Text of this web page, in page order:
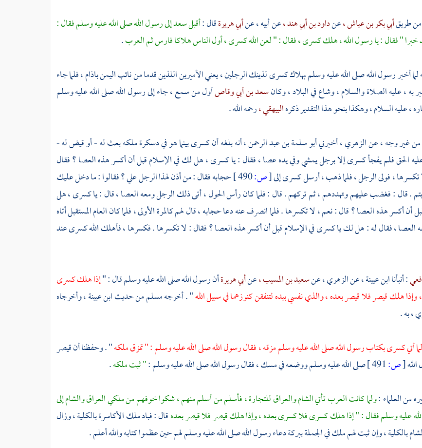
من طريقأبي بكر بن عياش ،عنداود بن أبي هند ،عن أبيه ، عنأبي هريرةقال :أقبل سعد إلى رسول الله صلى الله عليه وسلم فقال :
" فقال : يا رسول الله ، هلك كسرى ، فقال : " لعن الله كسرى ، أول الناس هلاكا فارس ثم العرب.
أخبر رسول الله صلى الله عليه وسلم بهلاك كسرى لذينك الرجلين ، يعني الأميرين اللذين قدما من نائباليمنباذام ،فلما جاء
به ، عليه الصلاة والسلام ، وشاع في البلاد ، وكانسعد بن أبي وقاصأول من سمع ، جاء إلى رسول الله صلى الله عليه وسلم
، عليه السلام ، وهكذا بنحو هذا التقدير ذكرهالبيهقي ،رحمه الله .
من غير وجه ، عنالزهري ،أخبرنيأبو سلمة بن عبد الرحمن ،أنه بلغه أن كسرى بينما هو في دسكرة ملكه بعث له - أو قيض له -
الحق فلم يفجأ كسرى إلا برجل يمشي وفي يده عصا ، فقال : يا كسرى ، هل لك في الإسلام قبل أن أكسر هذه العصا ؟ فقال
، فولى الرجل ، فلما ذهب ، أرسل كسرى إلى[ص:490 ]
حجابه فقال : من أذن لهذا الرجل علي ؟ فقالوا : ما دخل عليك
. قال : فغضب عليهم وتهددهم ، ثم تركهم . قال : فلما كان رأس الحول ، أتى ذلك الرجل ومعه العصا ، قال : يا كسرى ، هل
أن أكسر هذه العصا ؟ قال : نعم ، لا تكسرها . فلما انصرف عنه دعا حجابه ، قال لهم كالمرة الأولى ، فلما كان العام المستقبل أتاه
العصا ، فقال له : هل لك يا كسرى في الإسلام قبل أن أكسر هذه العصا ؟ فقال : لا تكسرها . فكسرها ، فأهلك الله كسرى عند
: أنبأناابن عيينة ،عنالزهري ،عنسعيد بن المسيب ،عنأبي هريرةأن رسول الله صلى الله عليه وسلم قال : "إذا هلك كسرى
هلك قيصر فلا قيصر بعده ، والذي نفسي بيده لتنفقن كنوزهما في سبيل الله" . أخرجهمسلممن حديثابن عيينة ،وأخرجاه
،به .
أتي كسرى بكتاب رسول الله صلى الله عليه وسلم مزقه ، فقال رسول الله صلى الله عليه وسلم : " تمزق ملكه" . وحفظنا أن قيصر
[ص: صلى الله عليه وسلم ووضعه في مسك ، فقال رسول الله صلى الله عليه وسلم :" ثبت ملكه.
من العلماء :ولما كانت العرب تأتي الشام والعراق للتجارة ، فأسلم من أسلم منهم ، شكوا خوفهم من ملكي العراق والشام إلى
عليه وسلم فقال : " إذا هلك كسرى فلا كسرى بعده ، وإذا هلك قيصر فلا قيصر بعدهقال : فباد ملك الأكاسرة بالكلية ، وزال
بالكلية ، وإن ثبت لهم ملك في الجملة ببركة دعاء رسول الله صلى الله عليه وسلم لهم حين عظموا كتابه والله أعلم .